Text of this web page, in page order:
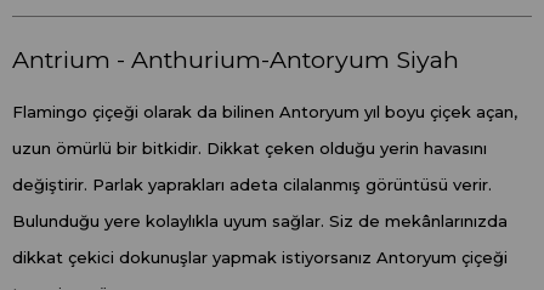
Antrium - Anthurium-Antoryum Siyah
Flamingo çiçeği olarak da bilinen Antoryum yıl boyu çiçek açan,
uzun ömürlü bir bitkidir. Dikkat çeken olduğu yerin havasını
değiştirir. Parlak yaprakları adeta cilalanmış görüntüsü verir.
Bulunduğu yere kolaylıkla uyum sağlar. Siz de mekânlarınızda
dikkat çekici dokunuşlar yapmak istiyorsanız Antoryum çiçeği